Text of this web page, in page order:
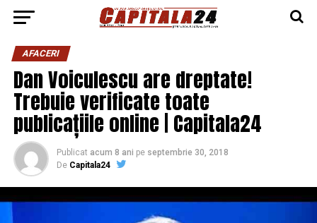
AFACERI
Dan Voiculescu are dreptate!
Trebuie verificate toate
publicațiile online | Capitala24
Publicat acum 8 ani pe septembrie 30, 2018
De Capitala24